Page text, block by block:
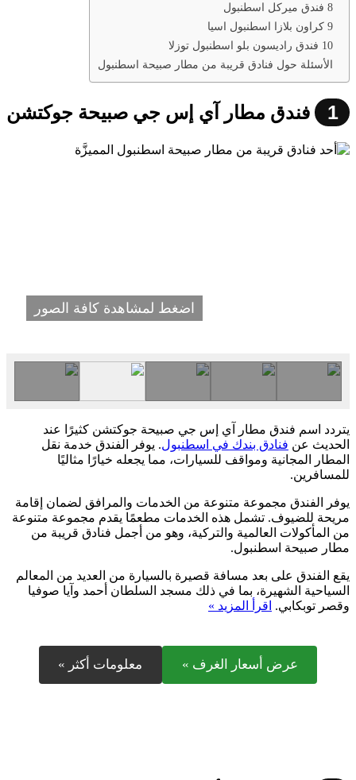
8 فندق ميركل اسطنبول
9 كراون بلازا اسطنبول اسيا
10 فندق راديسون بلو اسطنبول توزلا
الأسئلة حول فنادق قريبة من مطار صبيحة اسطنبول
1 فندق مطار آي إس جي صبيحة جوكتشن
اضغط لمشاهدة كافة الصور
يتردد اسم فندق مطار آي إس جي صبيحة جوكتشن كثيرًا عند
الحديث عن فنادق بندك في اسطنبول. يوفر الفندق خدمة نقل
المطار المجانية ومواقف للسيارات، مما يجعله خيارًا مثاليًا
للمسافرين.
يوفر الفندق مجموعة متنوعة من الخدمات والمرافق لضمان إقامة
مريحة للضيوف. تشمل هذه الخدمات مطعمًا يقدم مجموعة متنوعة
من المأكولات العالمية والتركية، وهو من أجمل فنادق قريبة من
مطار صبيحة اسطنبول.
يقع الفندق على بعد مسافة قصيرة بالسيارة من العديد من المعالم
السياحية الشهيرة، بما في ذلك مسجد السلطان أحمد وآيا صوفيا
وقصر توبكابي. اقرأ المزيد »
عرض أسعار الغرف » معلومات أكثر »